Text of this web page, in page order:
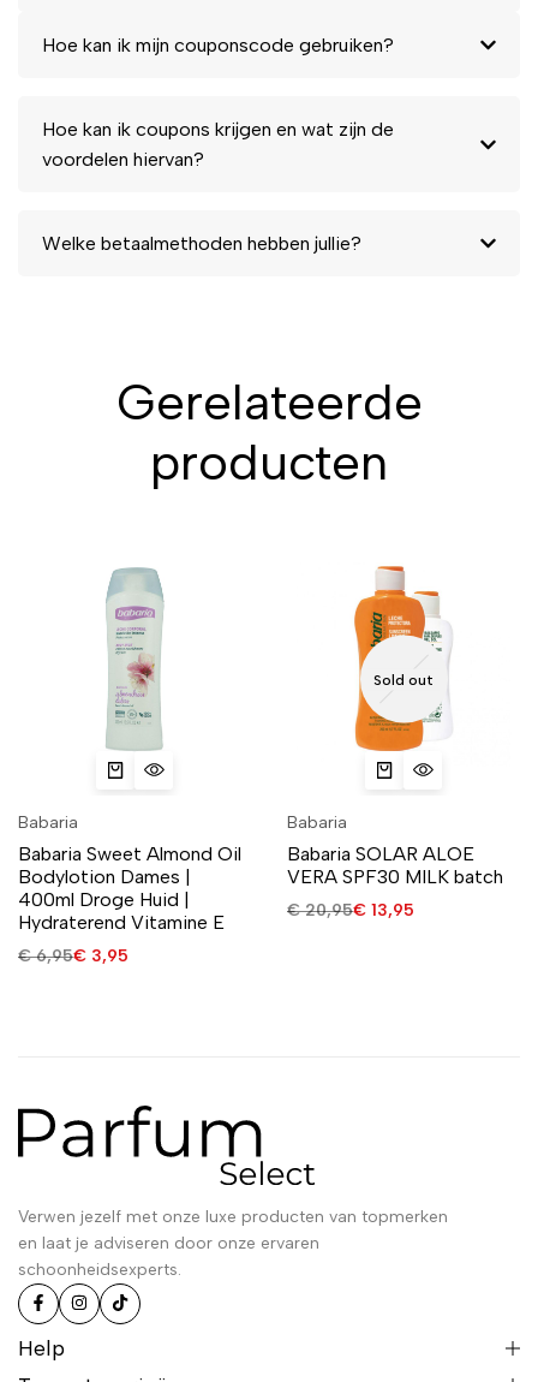
Hoe kan ik mijn couponscode gebruiken?
Hoe kan ik coupons krijgen en wat zijn de
voordelen hiervan?
Welke betaalmethoden hebben jullie?
Gerelateerde
producten
Babaria
Babaria Sweet Almond Oil
Bodylotion Dames |
400ml Droge Huid |
Hydraterend Vitamine E
€6,95€ 3,95
Sold out
Babaria
Babaria SOLAR ALOE
VERA SPF30 MILK batch
€20,95€ 13,95
Verwen jezelf met onze luxe producten van topmerken
en laat je adviseren door onze ervaren
schoonheidsexperts.
Help